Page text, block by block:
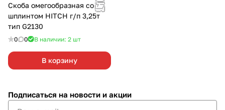
Скоба омегообразная со
шплинтом HITCH г/п 3,25т
тип G2130
0 0 В наличии: 2 шт
В корзину
Подписаться на новости и акции